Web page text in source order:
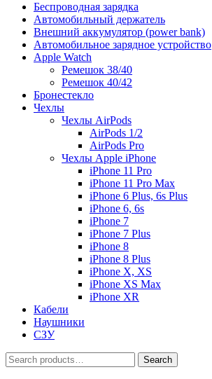
Беспроводная зарядка
Автомобильный держатель
Внешний аккумулятор (power bank)
Автомобильное зарядное устройство
Apple Watch
Ремешок 38/40
Ремешок 40/42
Бронестекло
Чехлы
Чехлы AirPods
AirPods 1/2
AirPods Pro
Чехлы Apple iPhone
iPhone 11 Pro
iPhone 11 Pro Max
iPhone 6 Plus, 6s Plus
iPhone 6, 6s
iPhone 7
iPhone 7 Plus
iPhone 8
iPhone 8 Plus
iPhone X, XS
iPhone XS Max
iPhone XR
Кабели
Наушники
СЗУ
Search
for:
Search